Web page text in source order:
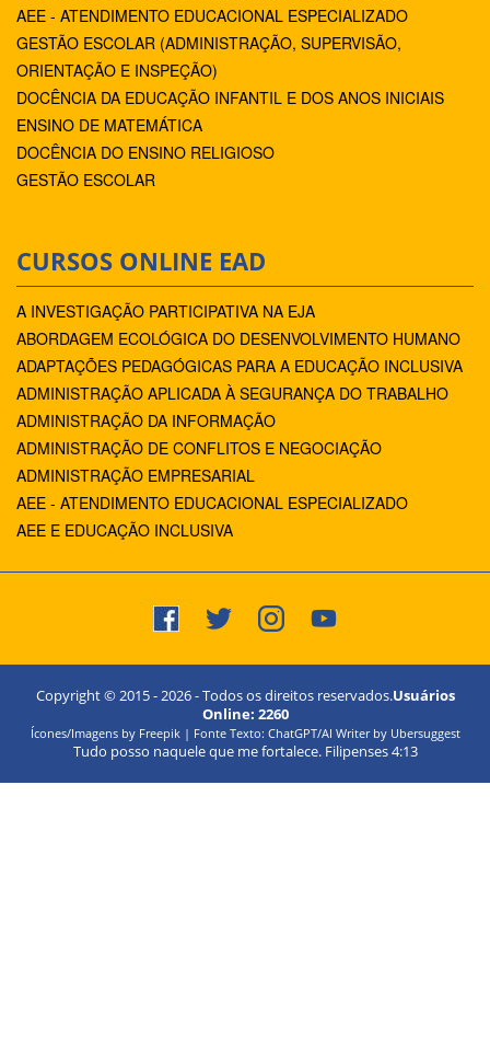
AEE - ATENDIMENTO EDUCACIONAL ESPECIALIZADO
GESTÃO ESCOLAR (ADMINISTRAÇÃO, SUPERVISÃO,
ORIENTAÇÃO E INSPEÇÃO)
DOCÊNCIA DA EDUCAÇÃO INFANTIL E DOS ANOS INICIAIS
ENSINO DE MATEMÁTICA
DOCÊNCIA DO ENSINO RELIGIOSO
GESTÃO ESCOLAR
CURSOS ONLINE EAD
A INVESTIGAÇÃO PARTICIPATIVA NA EJA
ABORDAGEM ECOLÓGICA DO DESENVOLVIMENTO HUMANO
ADAPTAÇÕES PEDAGÓGICAS PARA A EDUCAÇÃO INCLUSIVA
ADMINISTRAÇÃO APLICADA À SEGURANÇA DO TRABALHO
ADMINISTRAÇÃO DA INFORMAÇÃO
ADMINISTRAÇÃO DE CONFLITOS E NEGOCIAÇÃO
ADMINISTRAÇÃO EMPRESARIAL
AEE - ATENDIMENTO EDUCACIONAL ESPECIALIZADO
AEE E EDUCAÇÃO INCLUSIVA
Copyright © 2015 -2026- Todos os direitos reservados.Usuários
Online: 2260
Ícones/Imagens by Freepik | Fonte Texto: ChatGPT/AI Writer by Ubersuggest
Tudo posso naquele que me fortalece. Filipenses 4:13